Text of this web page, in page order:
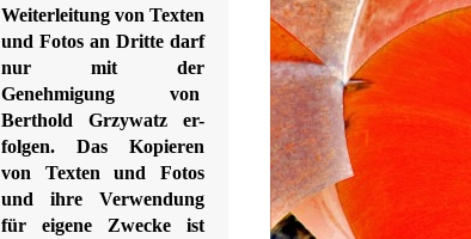
Weiterleitung von Texten
und Fotos an Dritte darf
nur mit der
Genehmigung von
Berthold Grzywatz er-
folgen. Das Kopieren
von Texten und Fotos
und ihre Verwendung
für eigene Zwecke ist